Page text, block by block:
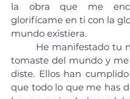
la obra que me
glorifícame en ti con la
mundo existiera.
tomaste del mundo y
diste. Ellos han
que todo lo que me has